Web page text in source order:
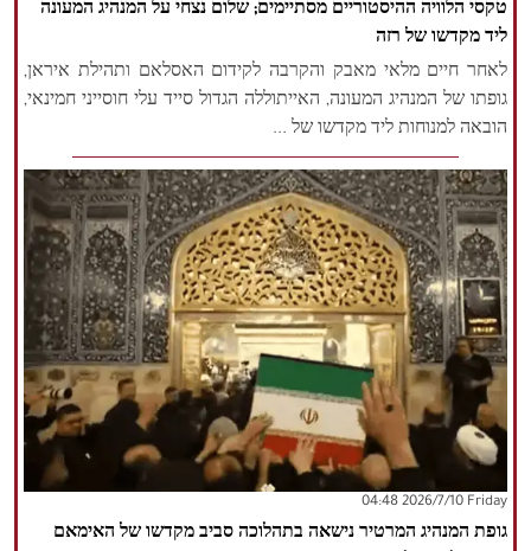
טקסי הלוויה ההיסטוריים מסתיימים; שלום נצחי על המנהיג המעונה
ליד מקדשו של רזה
לאחר חיים מלאי מאבק והקרבה לקידום האסלאם ותהילת איראן,
גופתו של המנהיג המעונה, האייתוללה הגדול סייד עלי חוסייני חמינאי,
הובאה למנוחות ליד מקדשו של ...
‫‫Friday‬‬ 2026/7/10 04:48
גופת המנהיג המרטיר נישאה בתהלוכה סביב מקדשו של האימאם